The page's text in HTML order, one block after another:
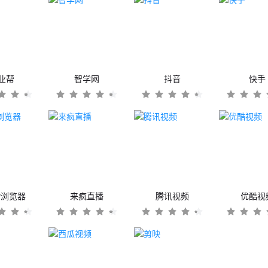
帮 智学网 抖音 快手
览器 来疯直播 腾讯视频 优酷视